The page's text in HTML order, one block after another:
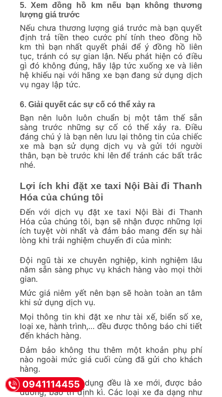
5. Xem đồng hồ km nếu bạn không thương
lượng giá trước
Nếu chưa thương lượng giá trước mà bạn quyết
định trả tiền theo cước phí tính theo đồng hồ
km thì bạn nhất quyết phải để ý đồng hồ liên
tục, tránh có sự gian lận. Nếu phát hiện có điều
gì đó không đúng, hãy lập tức xuống xe và liên
hệ khiếu nại với hãng xe bạn đang sử dụng dịch
vụ ngay lập tức.
6. Giải quyết các sự cố có thể xảy ra
Bạn nên luôn luôn chuẩn bị một tâm thế sẵn
sàng trước những sự cố có thể xảy ra. Điều
đáng chú ý là bạn nên lưu lại thông tin của chiếc
xe mà bạn sử dụng dịch vụ và gửi tới người
thân, bạn bè trước khi lên để tránh các bất trắc
nhé.
Lợi ích khi đặt xe taxi Nội Bài đi Thanh
Hóa của chúng tôi
Đến với dịch vụ đặt xe taxi Nội Bài đi Thanh
Hóa của chúng tôi, bạn sẽ nhận được những lợi
ích tuyệt vời nhất và đảm bảo mang đến sự hài
lòng khi trải nghiệm chuyến đi của mình:
Đội ngũ tài xe chuyên nghiệp, kinh nghiệm lâu
năm sẵn sàng phục vụ khách hàng vào mọi thời
gian.
Mức giá niêm yết nên bạn sẽ hoàn toàn an tâm
khi sử dụng dịch vụ.
Mọi thông tin khi đặt xe như tài xế, biển số xe,
loại xe, hành trình,… đều được thông báo chi tiết
đến khách hàng.
Đảm bảo không thu thêm một khoản phụ phí
nào ngoài mức giá cuối cùng đã gửi cho khách
hàng.
Các dòng xe sử dụng đều là xe mới, được bảo
dưỡng, bảo trì định kì. Các loại xe đa dạng như
0941114455